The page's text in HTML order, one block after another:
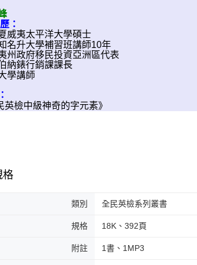
：
夷太平洋大學碩士
升大學補習班講師10年
政府移民投資亞洲區代表
錶行銷課課長
學講師
檢中級神奇的字元素》
格
類別 全民英檢系列叢書
規格 18K、392頁
附註 1書、1MP3